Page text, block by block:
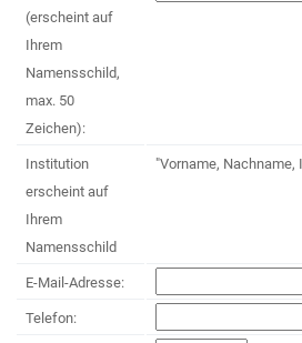
(erscheint auf
Ihrem
Namensschild,
max. 50
Zeichen):
Institution
erscheint auf
Ihrem
Namensschild
"Vorname, Nachname,
E-Mail-Adresse:
Telefon: